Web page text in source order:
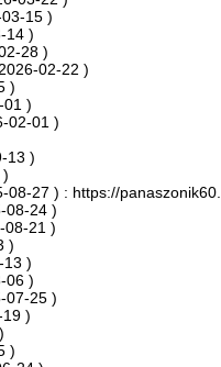
15 )
14 )
28 )
02-22 )
)
)
02-01 )
13 )
08-27 ) : https://
08-24 )
21 )
)
)
06 )
25 )
)
)